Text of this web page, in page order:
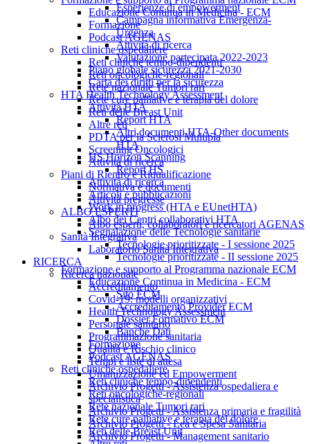
Educazione Continua in Medicina - ECM
Formazione
Podcast AGENAS
Reti cliniche ospedaliere
Reti cliniche tempo-dipendenti
Reti oncologiche-regionali
Rete nazionale Tumori rari
Rete cure palliative e terapia del dolore
Reti delle Breast Unit
Altre reti
PDTA per la Sclerosi Multipla
Screening Oncologici
Attività di ricerca
Piani di Rientro e Riqualificazione
Normativa e documenti
Attività pregresse
ALBO ESPERTI
Albo esperti, collaboratori e ricercatori AGENAS
Sanità Integrativa
Laboratorio Sanità Integrativa
RICERCA
Ricerca nazionale
Accreditamento
Covid-19: modelli organizzativi
Health Technology Assessment
Personale sanitario
Programmazione sanitaria
Qualità e Rischio clinico
Tempi e liste di attesa
Umanizzazione ed Empowerment
Archivio Progetti - Assistenza ospedaliera e
specialistica
Archivio Progetti - Assistenza primaria e fragilità
Archivio Progetti - Lea e Spesa Sanitaria
Archivio Progetti - Management sanitario
Esperienze di empowerment
Campagna informativa Emergenza-
Urgenza
Attività di ricerca
Valutazione partecipata 2022-2023
Piano globale sicurezza 2021-2030
Carta dei diritti per la sicurezza
HTA Health Technology Assessment
Attività HTA
Report HTA
Altri documenti HTA-Other documents
HTA
HS Horizon Scanning
Report HS
Attività di ricerca
Articoli e pubblicazioni
Work in progress (HTA e EUnetHTA)
Albo dei Centri collaborativi HTA
Segnalazione delle Tecnologie sanitarie
Tecnologie prioritizzate - I sessione 2025
Tecnologie prioritizzate - II sessione 2025
Formazione e supporto al Programma nazionale ECM
Educazione Continua in Medicina - ECM
Sito ECM
Accreditamento Provider ECM
Dossier Formativo ECM
Banche Dati
Formazione
Podcast AGENAS
Reti cliniche ospedaliere
Reti cliniche tempo-dipendenti
Reti oncologiche-regionali
Rete nazionale Tumori rari
Rete cure palliative e terapia del dolore
Reti delle Breast Unit